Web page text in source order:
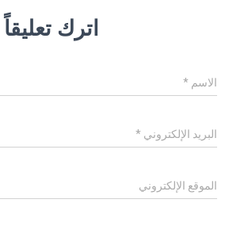
اترك تعليقاً
الاسم *
البريد الإلكتروني *
الموقع الإلكتروني